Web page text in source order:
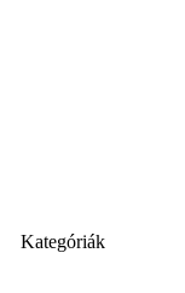
Kategóriák